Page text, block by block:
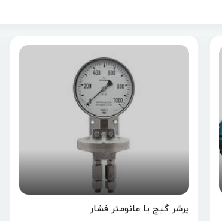
پرشر گیج یا مانومتر فشار